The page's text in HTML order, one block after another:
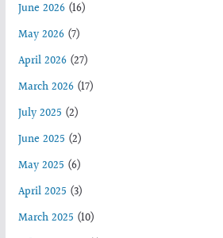
June 2026(16)
May 2026(7)
April 2026(27)
March 2026(17)
July 2025 (2)
June 2025 (2)
May 2025 (6)
April 2025 (3)
March 2025 (10)